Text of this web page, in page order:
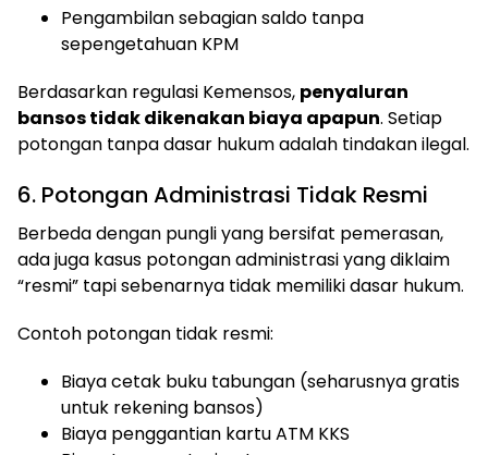
Pengambilan sebagian saldo tanpa
sepengetahuan KPM
Berdasarkan regulasi Kemensos, penyaluran
bansos tidak dikenakan biaya apapun. Setiap
potongan tanpa dasar hukum adalah tindakan ilegal.
6. Potongan Administrasi Tidak Resmi
Berbeda dengan pungli yang bersifat pemerasan,
ada juga kasus potongan administrasi yang diklaim
“resmi” tapi sebenarnya tidak memiliki dasar hukum.
Contoh potongan tidak resmi:
Biaya cetak buku tabungan (seharusnya gratis
untuk rekening bansos)
Biaya penggantian kartu ATM KKS